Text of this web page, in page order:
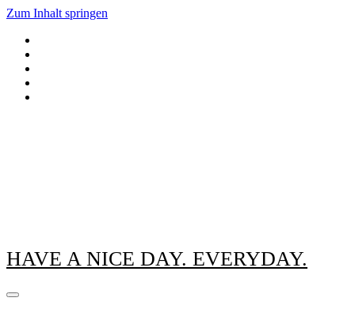
Zum Inhalt springen
HAVE A NICE DAY. EVERYDAY.